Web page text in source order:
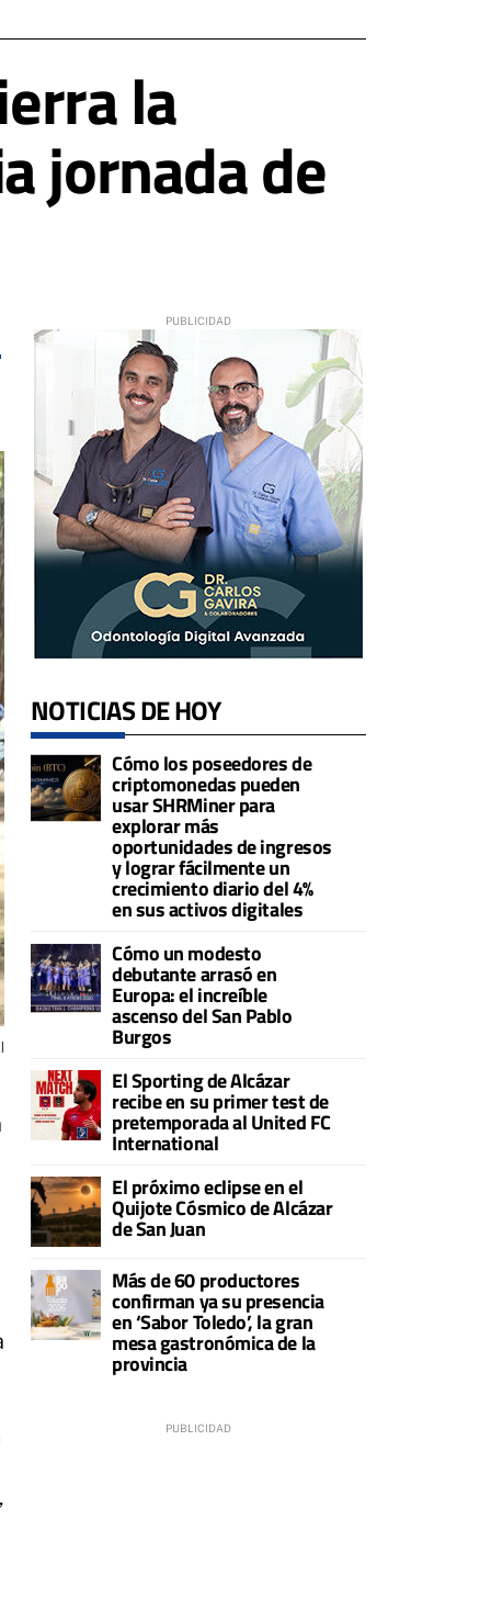
la
jornada de
NOTICIAS DE HOY
Cómo los poseedores de
criptomonedas pueden
usar SHRMiner para
explorar más
oportunidades de ingresos
y lograr fácilmente un
crecimiento diario del 4%
en sus activos digitales
Cómo un modesto
debutante arrasó en
Europa: el increíble
ascenso del San Pablo
Burgos
El Sporting de Alcázar
recibe en su primer test de
pretemporada al United FC
International
El próximo eclipse en el
Quijote Cósmico de Alcázar
de San Juan
Más de 60 productores
confirman ya su presencia
en ‘Sabor Toledo’, la gran
mesa gastronómica de la
provincia